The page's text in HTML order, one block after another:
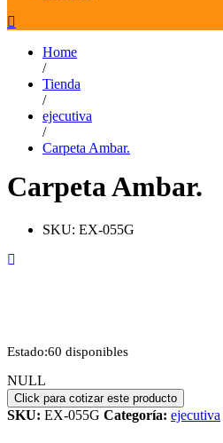
Home
/
Tienda
/
ejecutiva
/
Carpeta Ambar.
Carpeta Ambar.
SKU: EX-055G
Estado:60 disponibles
NULL
SKU: EX-055G Categoría: ejecutiva